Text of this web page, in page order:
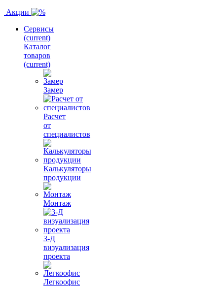
Акции
Сервисы
(current)
Каталог
товаров
(current)
Замер
Расчет
от
специалистов
Калькуляторы
продукции
Монтаж
3-Д
визуализация
проекта
Легкоофис